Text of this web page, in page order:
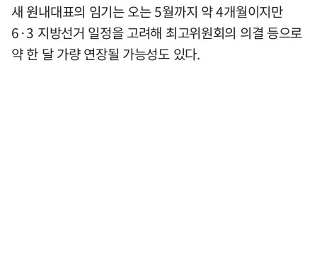
새 원내대표의 임기는 오는 5월까지 약 4개월이지만
6·3 지방선거 일정을 고려해 최고위원회의 의결 등으로
약 한 달 가량 연장될 가능성도 있다.